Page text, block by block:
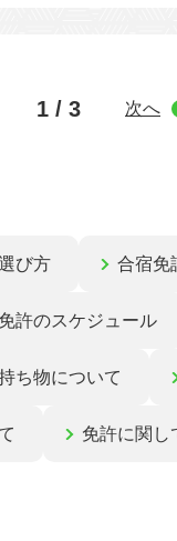
1 / 3 次へ
び方 合宿免
許のスケジュール
ち物について
免許に関し